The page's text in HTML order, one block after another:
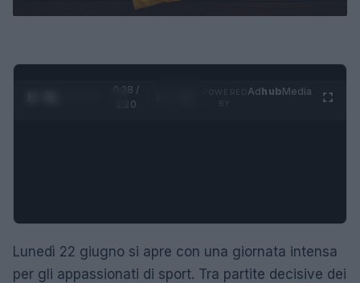
0:29 /
1:20
AdhubMedia
Lunedì 22 giugno si apre con una giornata intensa
per gli appassionati di sport. Tra partite decisive dei